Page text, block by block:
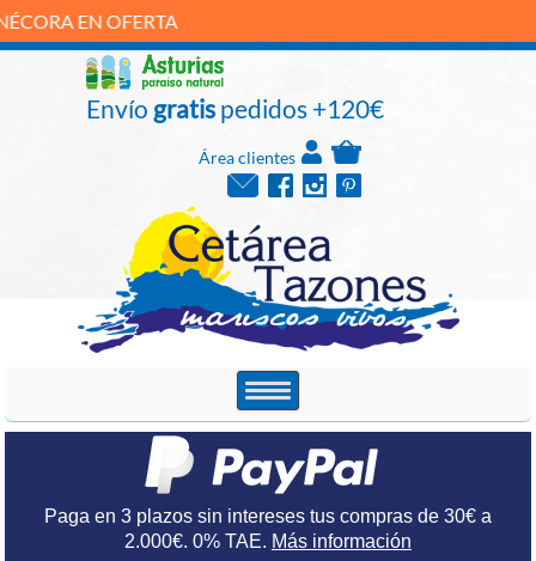
Envío gratispedidos +120€
Área clientes
Paga en 3 plazos sin intereses tus compras de 30€ a
2.000€. 0% TAE. Más información